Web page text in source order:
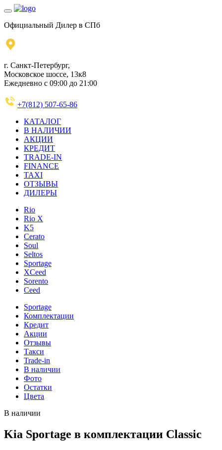
Официальный Дилер в СПб
г. Санкт-Петербург,
Московское шоссе, 13к8
Ежедневно с 09:00 до 21:00
+7(812) 507-65-86
КАТАЛОГ
В НАЛИЧИИ
АКЦИИ
КРЕДИТ
TRADE-IN
FINANCE
TAXI
ОТЗЫВЫ
ДИЛЕРЫ
Rio
Rio X
K5
Cerato
Soul
Seltos
Sportage
XCeed
Sorento
Ceed
Sportage
Комплектации
Кредит
Акции
Отзывы
Такси
Trade-in
В наличии
Фото
Остатки
Цвета
В наличии
Kia Sportage в комплектации Classic